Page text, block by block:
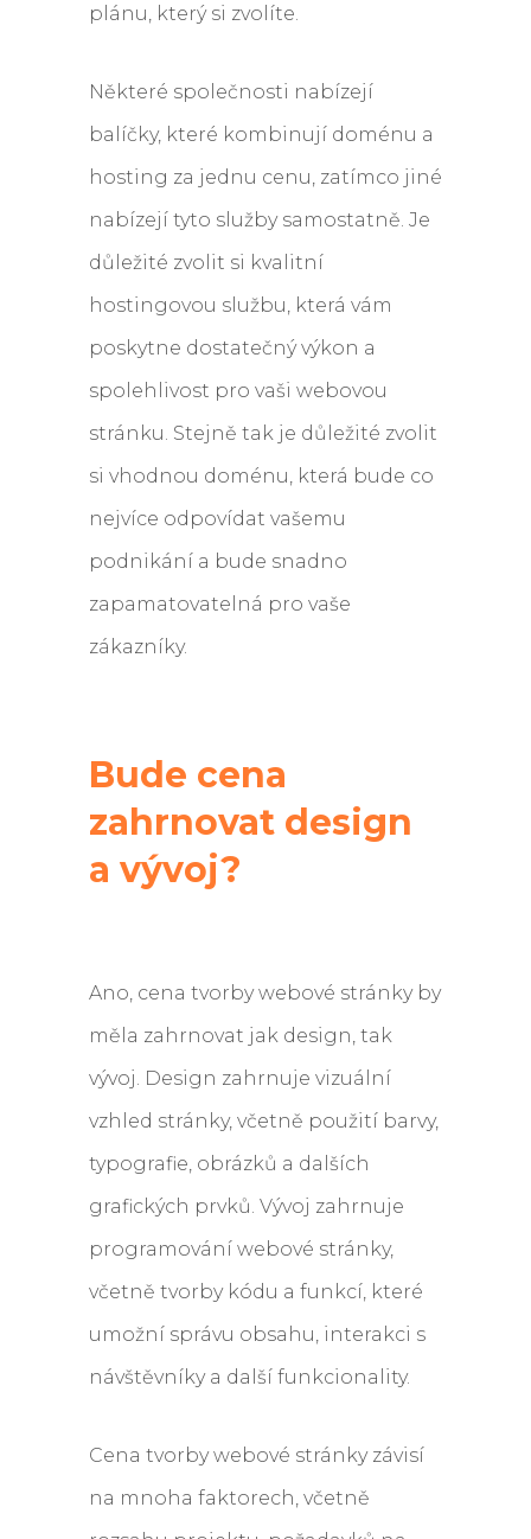
plánu, který si zvolíte.
Některé společnosti nabízejí
balíčky, které kombinují doménu a
hosting za jednu cenu, zatímco jiné
nabízejí tyto služby samostatně. Je
důležité zvolit si kvalitní
hostingovou službu, která vám
poskytne dostatečný výkon a
spolehlivost pro vaši webovou
stránku. Stejně tak je důležité zvolit
si vhodnou doménu, která bude co
nejvíce odpovídat vašemu
podnikání a bude snadno
zapamatovatelná pro vaše
zákazníky.
Bude cena
zahrnovat design
a vývoj?
Ano, cena tvorby webové stránky by
měla zahrnovat jak design, tak
vývoj. Design zahrnuje vizuální
vzhled stránky, včetně použití barvy,
typografie, obrázků a dalších
grafických prvků. Vývoj zahrnuje
programování webové stránky,
včetně tvorby kódu a funkcí, které
umožní správu obsahu, interakci s
návštěvníky a další funkcionality.
Cena tvorby webové stránky závisí
na mnoha faktorech, včetně